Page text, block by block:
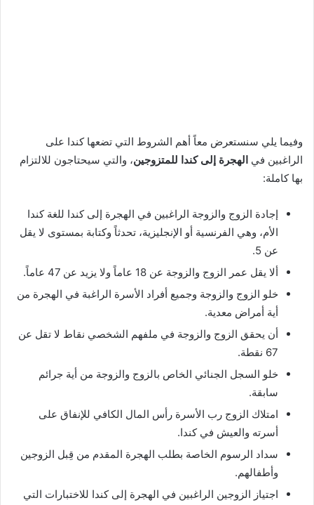
وفيما يلي سنستعرض معاً أهم الشروط التي تضعها كندا على
الراغبين في الهجرة إلى كندا للمتزوجين، والتي سيحتاجون للالتزام
بها كاملة:
إجادة الزوج والزوجة الراغبين في الهجرة إلى كندا للغة كندا
الأم، وهي الفرنسية أو الإنجليزية، تحدثاً وكتابة بمستوى لا يقل
عن 5.
ألا يقل عمر الزوج والزوجة عن 18 عاماً ولا يزيد عن 47 عاماً.
خلو الزوج والزوجة وجميع أفراد الأسرة الراغبة في الهجرة من
أية أمراض معدية.
أن يحقق الزوج والزوجة في ملفهم الشخصي نقاط لا تقل عن
67 نقطة.
خلو السجل الجنائي الخاص بالزوج والزوجة من أية جرائم
سابقة.
امتلاك الزوج رب الأسرة رأس المال الكافي للإنفاق على
أسرته والعيش في كندا.
سداد الرسوم الخاصة بطلب الهجرة المقدم من قِبل الزوجين
وأطفالهم.
اجتياز الزوجين الراغبين في الهجرة إلى كندا للاختبارات التي